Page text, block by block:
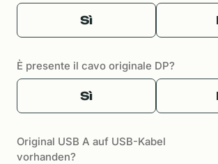
Sì
È presente il cavo originale DP?
Sì
Original USB A auf USB-Kabel
vorhanden?